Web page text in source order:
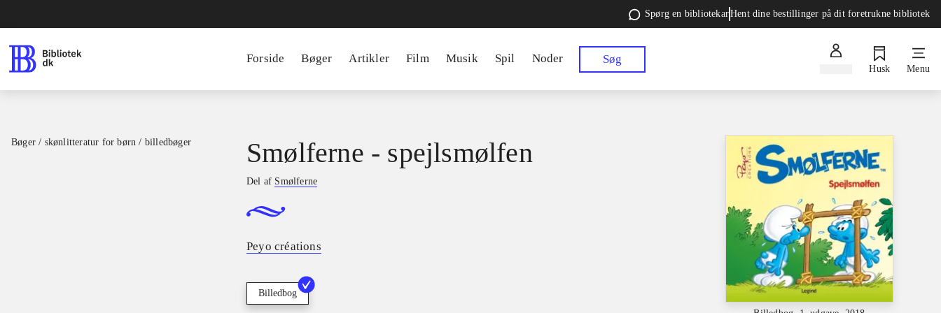
Spørg en bibliotekarHent dine bestillinger på dit foretrukne bibliotek
Forside Bøger Artikler Film Musik Spil Noder Søg
Husk Menu
Bøger / skønlitteratur for børn / billedbøger Smølferne - spejlsmølfen
Del af Smølferne
Peyo créations
Billedbog